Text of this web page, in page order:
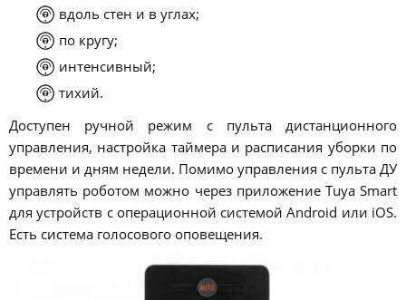
вдоль стен и в углах;
по кругу;
интенсивный;
тихий.
Доступен ручной режим с пульта дистанционного
управления, настройка таймера и расписания уборки по
времени и дням недели. Помимо управления с пульта ДУ
управлять роботом можно через приложение Tuya Smart
для устройств с операционной системой Android или iOS.
Есть система голосового оповещения.